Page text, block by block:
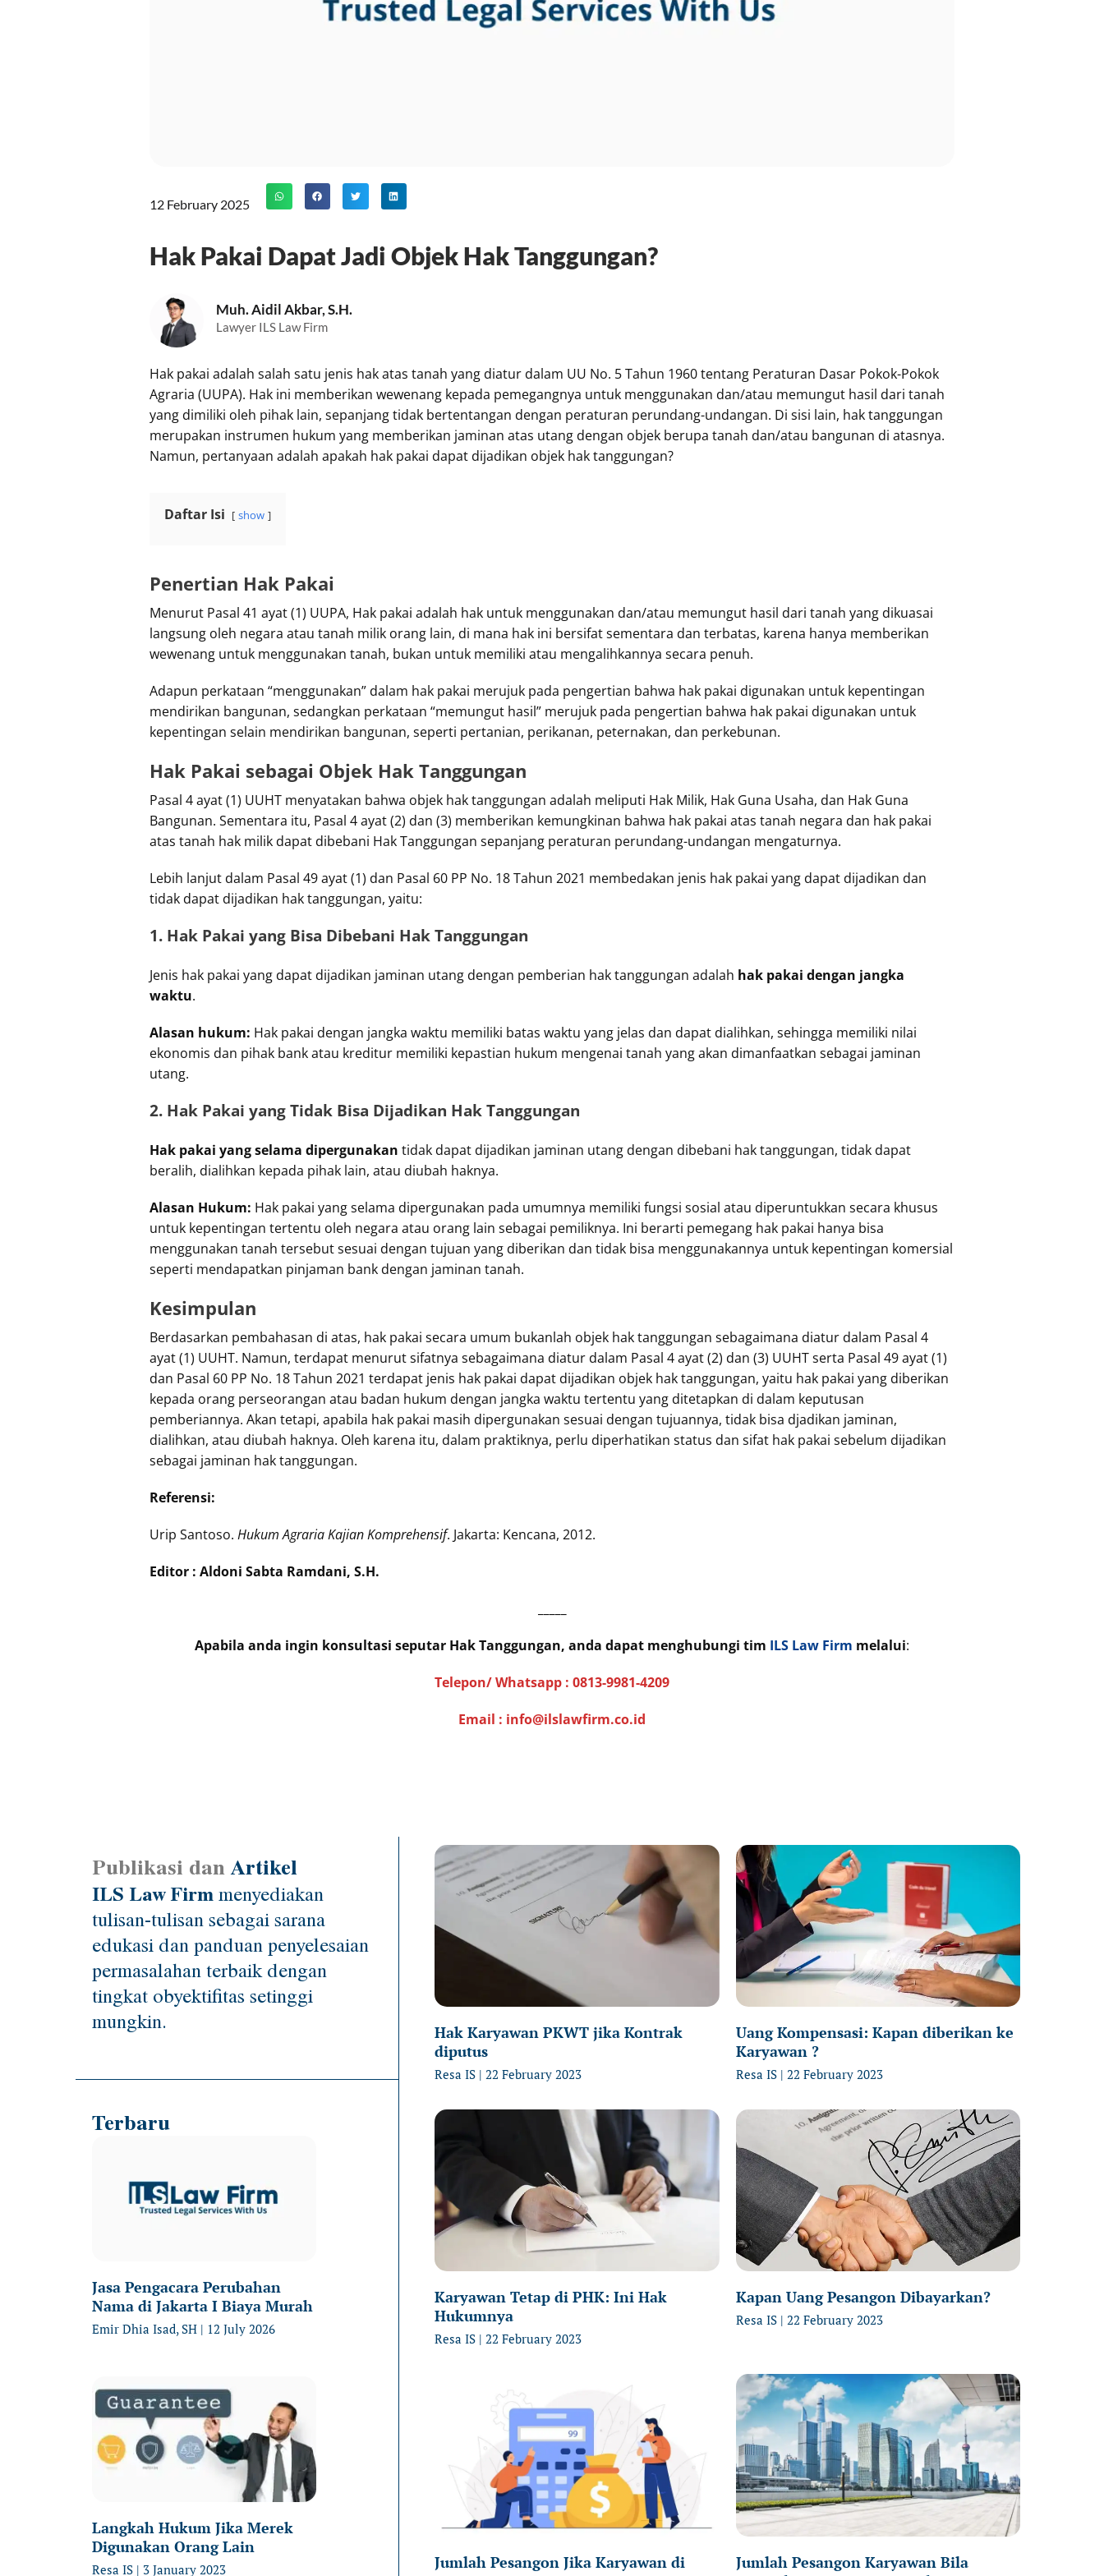
12 February 2025
Hak Pakai Dapat Jadi Objek Hak Tanggungan?
Muh. Aidil Akbar, S.H.
Lawyer ILS Law Firm
Hak pakai adalah salah satu jenis hak atas tanah yang diatur dalam UU No. 5 Tahun 1960 tentang Peraturan Dasar Pokok-Pokok
Agraria (UUPA). Hak ini memberikan wewenang kepada pemegangnya untuk menggunakan dan/atau memungut hasil dari tanah
yang dimiliki oleh pihak lain, sepanjang tidak bertentangan dengan peraturan perundang-undangan. Di sisi lain, hak tanggungan
merupakan instrumen hukum yang memberikan jaminan atas utang dengan objek berupa tanah dan/atau bangunan di atasnya.
Namun, pertanyaan adalah apakah hak pakai dapat dijadikan objek hak tanggungan?
Daftar Isi show
Penertian Hak Pakai
Menurut Pasal 41 ayat (1) UUPA, Hak pakai adalah hak untuk menggunakan dan/atau memungut hasil dari tanah yang dikuasai
langsung oleh negara atau tanah milik orang lain, di mana hak ini bersifat sementara dan terbatas, karena hanya memberikan
wewenang untuk menggunakan tanah, bukan untuk memiliki atau mengalihkannya secara penuh.
Adapun perkataan “menggunakan” dalam hak pakai merujuk pada pengertian bahwa hak pakai digunakan untuk kepentingan
mendirikan bangunan, sedangkan perkataan “memungut hasil” merujuk pada pengertian bahwa hak pakai digunakan untuk
kepentingan selain mendirikan bangunan, seperti pertanian, perikanan, peternakan, dan perkebunan.
Hak Pakai sebagai Objek Hak Tanggungan
Pasal 4 ayat (1) UUHT menyatakan bahwa objek hak tanggungan adalah meliputi Hak Milik, Hak Guna Usaha, dan Hak Guna
Bangunan. Sementara itu, Pasal 4 ayat (2) dan (3) memberikan kemungkinan bahwa hak pakai atas tanah negara dan hak pakai
atas tanah hak milik dapat dibebani Hak Tanggungan sepanjang peraturan perundang-undangan mengaturnya.
Lebih lanjut dalam Pasal 49 ayat (1) dan Pasal 60 PP No. 18 Tahun 2021 membedakan jenis hak pakai yang dapat dijadikan dan
tidak dapat dijadikan hak tanggungan, yaitu:
1. Hak Pakai yang Bisa Dibebani Hak Tanggungan
Jenis hak pakai yang dapat dijadikan jaminan utang dengan pemberian hak tanggungan adalah hak pakai dengan jangka
waktu.
Alasan hukum: Hak pakai dengan jangka waktu memiliki batas waktu yang jelas dan dapat dialihkan, sehingga memiliki nilai
ekonomis dan pihak bank atau kreditur memiliki kepastian hukum mengenai tanah yang akan dimanfaatkan sebagai jaminan
utang.
2. Hak Pakai yang Tidak Bisa Dijadikan Hak Tanggungan
Hak pakai yangselama dipergunakan tidak dapat dijadikan jaminan utang dengan dibebani hak tanggungan, tidak dapat
beralih, dialihkan kepada pihak lain, atau diubah haknya.
Alasan Hukum: Hak pakai yang selama dipergunakan pada umumnya memiliki fungsi sosial atau diperuntukkan secara khusus
untuk kepentingan tertentu oleh negara atau orang lain sebagai pemiliknya. Ini berarti pemegang hak pakai hanya bisa
menggunakan tanah tersebut sesuai dengan tujuan yang diberikan dan tidak bisa menggunakannya untuk kepentingan komersial
seperti mendapatkan pinjaman bank dengan jaminan tanah.
Kesimpulan
Berdasarkan pembahasan di atas, hak pakai secara umum bukanlah objek hak tanggungan sebagaimana diatur dalam Pasal 4
ayat (1) UUHT. Namun, terdapat menurut sifatnya sebagaimana diatur dalam Pasal 4 ayat (2) dan (3) UUHT serta Pasal 49 ayat (1)
dan Pasal 60 PP No. 18 Tahun 2021 terdapat jenis hak pakai dapat dijadikan objek hak tanggungan, yaitu hak pakai yang diberikan
kepada orang perseorangan atau badan hukum dengan jangka waktu tertentu yang ditetapkan di dalam keputusan
pemberiannya. Akan tetapi, apabila hak pakai masih dipergunakan sesuai dengan tujuannya, tidak bisa djadikan jaminan,
dialihkan, atau diubah haknya. Oleh karena itu, dalam praktiknya, perlu diperhatikan status dan sifat hak pakai sebelum dijadikan
sebagai jaminan hak tanggungan.
Referensi:
Urip Santoso. Hukum Agraria Kajian Komprehensif. Jakarta: Kencana, 2012.
Editor : Aldoni Sabta Ramdani, S.H.
Apabila anda ingin konsultasi seputar Hak Tanggungan, anda dapat menghubungi tim ILS Law Firm melalui:
Telepon/ Whatsapp : 0813-9981-4209
Email : info@ilslawfirm.co.id
Publikasi danArtikel
ILS Law Firmmenyediakan
tulisan-tulisan sebagai sarana
edukasi dan panduan penyelesaian
permasalahan terbaik dengan
tingkat obyektifitas setinggi
mungkin.
Terbaru
Jasa Pengacara Perubahan
Nama di Jakarta I Biaya Murah
Emir Dhia Isad, SH 12 July 2026
Langkah Hukum Jika Merek
Digunakan Orang Lain
Resa IS 3 January 2023
Hak Karyawan PKWT jika Kontrak
diputus
Resa IS 22 February 2023
Uang Kompensasi: Kapan diberikan ke
Karyawan ?
Resa IS 22 February 2023
Karyawan Tetap di PHK: Ini Hak
Hukumnya
Resa IS 22 February 2023
Kapan Uang Pesangon Dibayarkan?
Resa IS 22 February 2023
Jumlah Pesangon Jika Karyawan di
Jumlah Pesangon Karyawan Bila
PagePagePage